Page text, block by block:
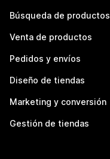
Búsqueda de productos
Venta de productos
Pedidos y envíos
Diseño de tiendas
Marketing y conversión
Gestión de tiendas